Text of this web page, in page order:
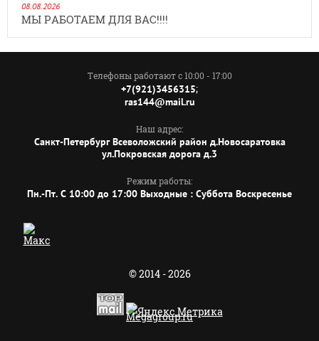
08.08.2026
МЫ РАБОТАЕМ ДЛЯ ВАС!!!!
Телефоны работают с 10:00 - 17:00
+7(921)3456315;
ras144@mail.ru
Наш адрес:
Санкт-Петербург Всеволожский район д.Новосаратовка
ул.Покровская дорога д.3
Режим работы:
Пн.-Пт. C 10:00 до 17:00 Выходные : Суббота Воскресенье
© 2014 - 2026
Megagroup.ru